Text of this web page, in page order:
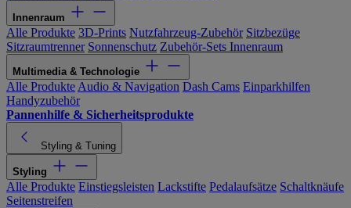
Innenraum
Alle Produkte 3D-Prints Nutzfahrzeug-Zubehör Sitzbezüge
Sitzraumtrenner Sonnenschutz Zubehör-Sets Innenraum
Multimedia & Technologie
Alle Produkte Audio & Navigation Dash Cams Einparkhilfen
Handyzubehör
Pannenhilfe & Sicherheitsprodukte
Styling & Tuning
Styling
Alle Produkte Einstiegsleisten Lackstifte Pedalaufsätze Schaltknäufe
Seitenstreifen